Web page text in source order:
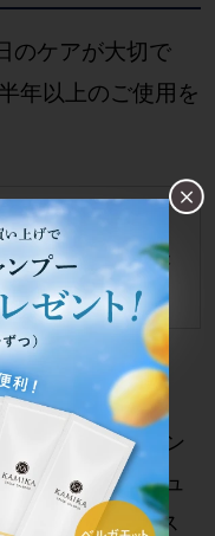
のケアが大切で
年以上のご使用を
い。
髪後、タオルドライ後
部になじませる
くように、3ライン
つ、計6プッシュ
ます 。エッセンス